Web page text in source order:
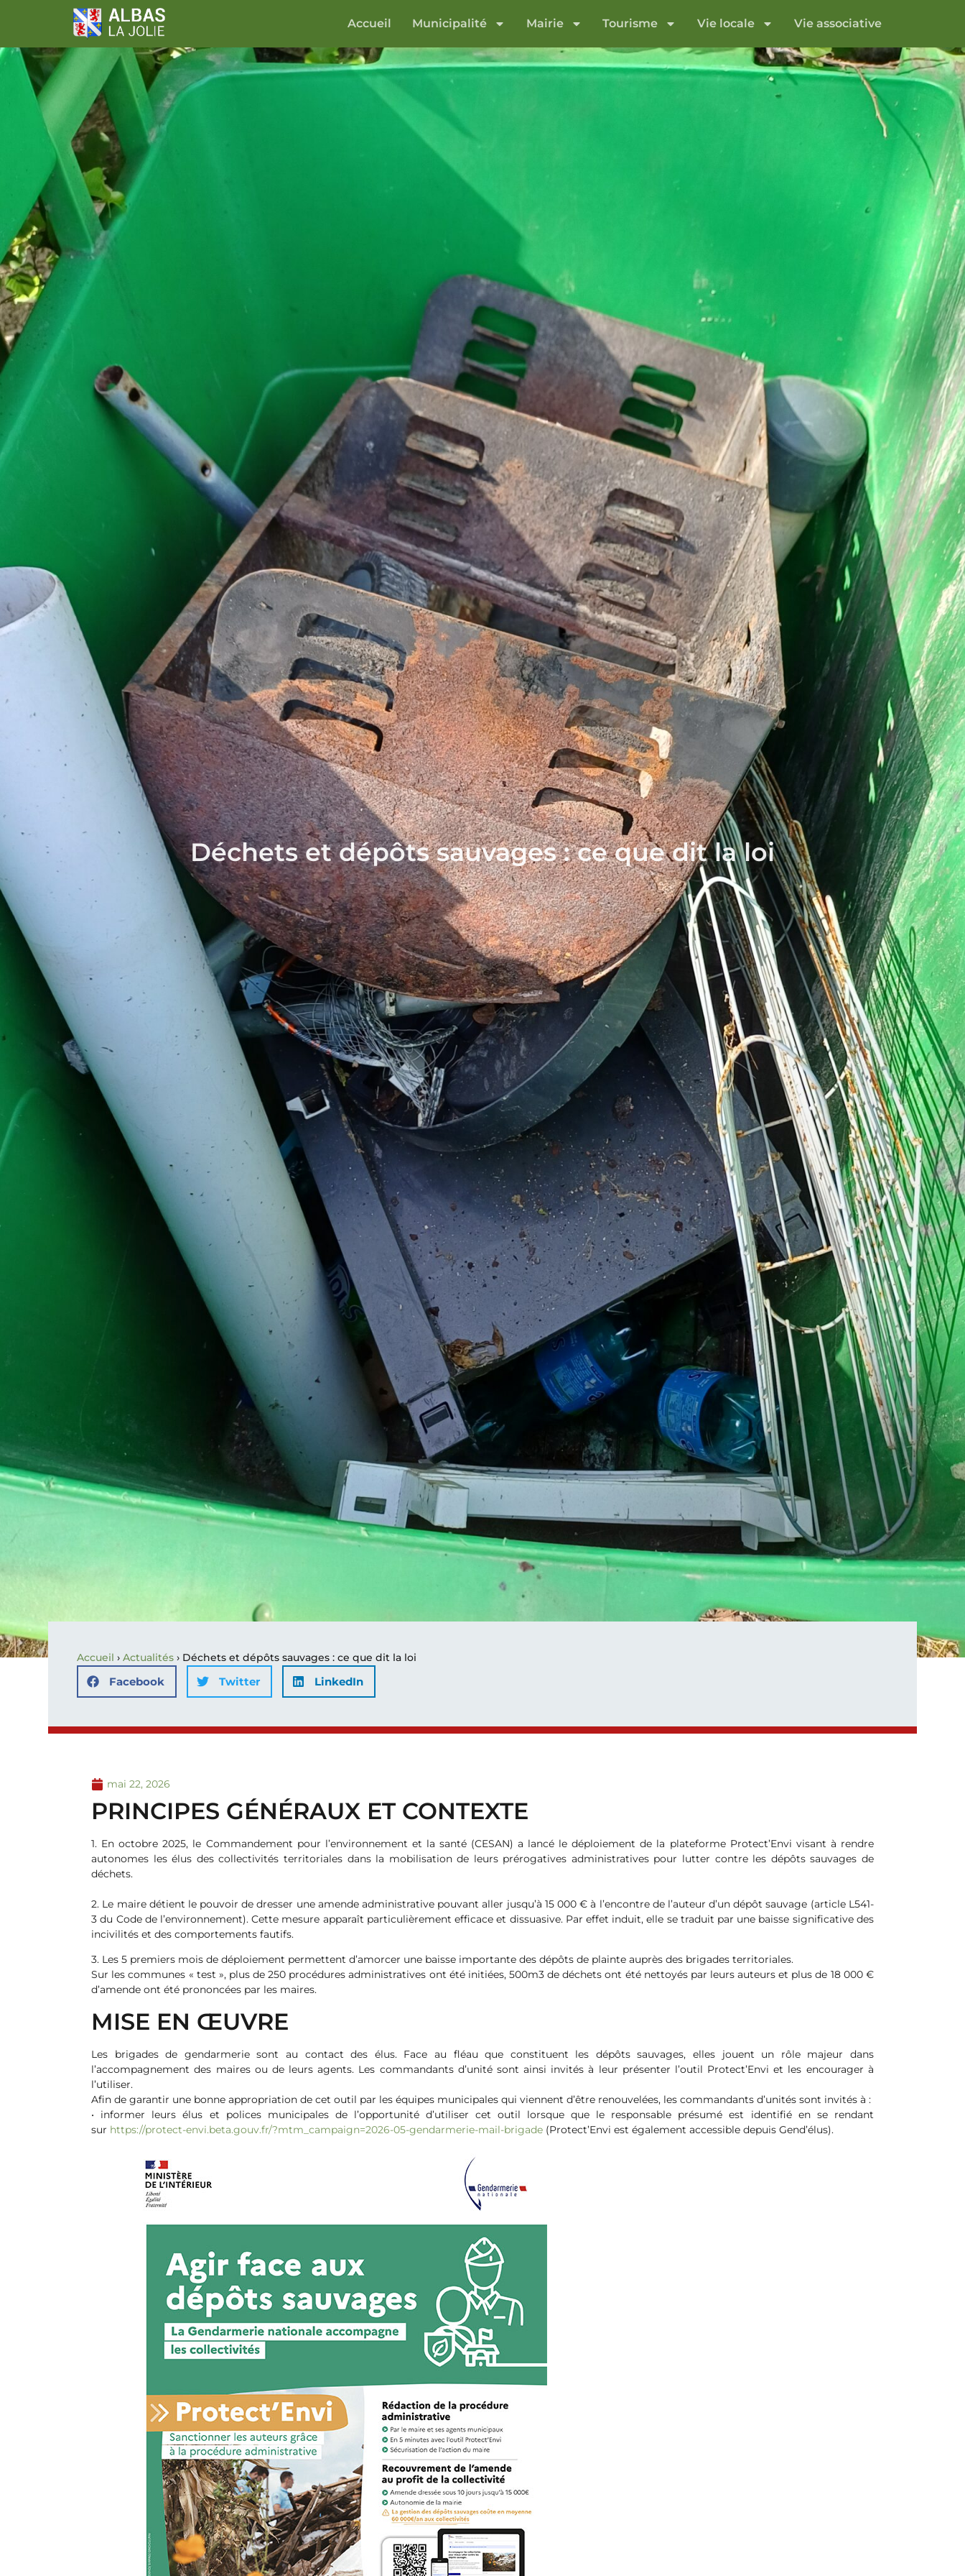
Accueil Municipalité Mairie Tourisme Vie locale Vie associative
Déchets et dépôts sauvages : ce que dit la loi
Accueil ›Actualités › Déchets et dépôts sauvages : ce que dit la loi
Facebook Twitter LinkedIn
mai 22, 2026
PRINCIPES GÉNÉRAUX ET CONTEXTE
1. En octobre 2025, le Commandement pour l’environnement et la santé (CESAN) a lancé le déploiement de la plateforme Protect’Envi visant à rendre
autonomes les élus des collectivités territoriales dans la mobilisation de leurs prérogatives administratives pour lutter contre les dépôts sauvages de
déchets.
2. Le maire détient le pouvoir de dresser une amende administrative pouvant aller jusqu’à 15 000 € à l’encontre de l’auteur d’un dépôt sauvage (article L541-
3 du Code de l’environnement). Cette mesure apparaît particulièrement efficace et dissuasive. Par effet induit, elle se traduit par une baisse significative des
incivilités et des comportements fautifs.
3. Les 5 premiers mois de déploiement permettent d’amorcer une baisse importante des dépôts de plainte auprès des brigades territoriales.
Sur les communes « test », plus de 250 procédures administratives ont été initiées, 500m3 de déchets ont été nettoyés par leurs auteurs et plus de 18 000 €
d’amende ont été prononcées par les maires.
MISE EN ŒUVRE
Les brigades de gendarmerie sont au contact des élus. Face au fléau que constituent les dépôts sauvages, elles jouent un rôle majeur dans
l’accompagnement des maires ou de leurs agents. Les commandants d’unité sont ainsi invités à leur présenter l’outil Protect’Envi et les encourager à
l’utiliser.
Afin de garantir une bonne appropriation de cet outil par les équipes municipales qui viennent d’être renouvelées, les commandants d’unités sont invités à :
• informer leurs élus et polices municipales de l’opportunité d’utiliser cet outil lorsque que le responsable présumé est identifié en se rendant
sur https://protect-envi.beta.gouv.fr/?mtm_campaign=2026-05-gendarmerie-mail-brigade (Protect’Envi est également accessible depuis Gend’élus).